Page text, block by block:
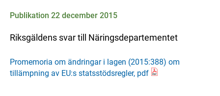
Publikation 22 december 2015
Riksgäldens svar till Näringsdepartementet
Promemoria om ändringar i lagen (2015:388) om
tillämpning av EU:s statsstödsregler, pdf